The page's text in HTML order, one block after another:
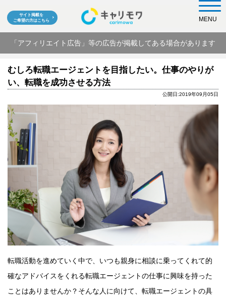
サイト掲載を
ご希望の方はこちら
「アフィリエイト広告」等の広告が掲載してある場合があります
MENU
むしろ転職エージェントを目指したい。仕事のやりが
い、転職を成功させる方法
公開日:2019年09月05日
転職活動を進めていく中で、いつも親身に相談に乗ってくれて的
確なアドバイスをくれる転職エージェントの仕事に興味を持った
ことはありませんか？そんな人に向けて、転職エージェントの具